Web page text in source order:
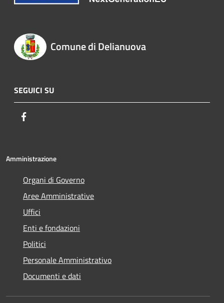
Comune di Delianuova
SEGUICI SU
Amministrazione
Organi di Governo
Aree Amministrative
Uffici
Enti e fondazioni
Politici
Personale Amministrativo
Documenti e dati